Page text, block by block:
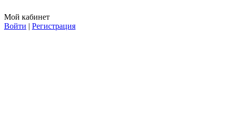
Мой кабинет
Войти | Регистрация